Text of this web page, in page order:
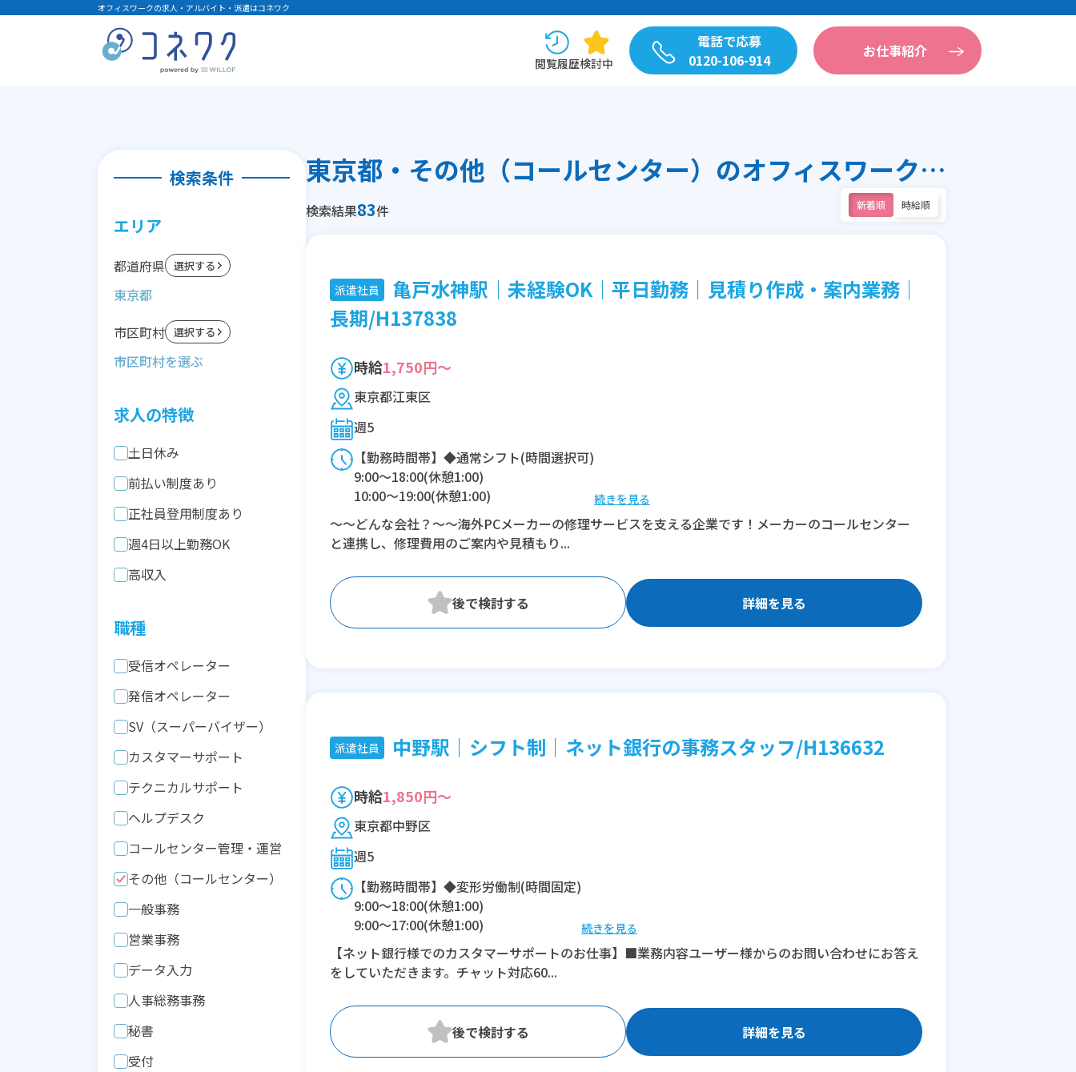
オフィスワークの求人・アルバイト・派遣はコネワク
閲覧履歴検討中
電話で応募
0120-106-914
お仕事紹介
検索条件
エリア
都道府県 選択する
東京都
市区町村 選択する
求人の特徴
土日休み
前払い制度あり
正社員登用制度あり
週4日以上勤務OK
高収入
職種
受信オペレーター
発信オペレーター
SV（スーパーバイザー）
カスタマーサポート
テクニカルサポート
ヘルプデスク
コールセンター管理・運営
その他（コールセンター）
一般事務
営業事務
データ入力
人事総務事務
秘書
受付
東京都・その他（コールセンター）のオフィスワーク求人
検索結果83件 新着順 時給順
派遣社員
亀戸水神駅│未経験OK│平日勤務｜見積り作成・案内業務｜
長期/H137838
時給1,750円～
東京都江東区
週5
【勤務時間帯】◆通常シフト(時間選択可)
9:00〜18:00(休憩1:00)
10:00〜19:00(休憩1:00)
※残業：5〜10時間程度/月
続きを見る
～～どんな会社？～～海外PCメーカーの修理サービスを支える企業です！メーカーのコールセンター
と連携し、修理費用のご案内や見積もり...
詳細を見る
派遣社員 中野駅｜シフト制｜ネット銀行の事務スタッフ/H136632
時給1,850円～
東京都中野区
週5
【勤務時間帯】◆変形労働制(時間固定)
9:00〜18:00(休憩1:00)
9:00〜17:00(休憩1:00)
※残業：0〜15時間程度/月
続きを見る
【ネット銀行様でのカスタマーサポートのお仕事】■業務内容ユーザー様からのお問い合わせにお答え
をしていただきます。チャット対応60...
詳細を見る